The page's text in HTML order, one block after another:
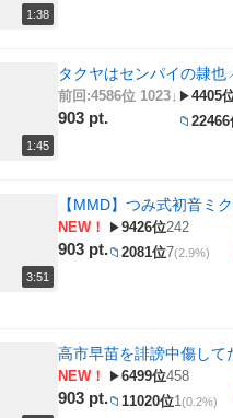
1:38
1:45
タクヤはセンパイの隷也
前回:4586位 1023↓
903 pt.
▶4405
📁 22466
3:51
【MMD】つみ式初音ミ
NEW！
903 pt.
▶9426位242
📁 2081位7(2.9%)
高市早苗を誹謗中傷して
NEW！
903 pt.
▶6499位458
📁 11020位1(0.2%)